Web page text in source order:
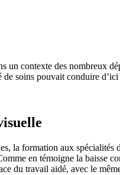
contexte des nombreux
soins pouvait conduire
la formation aux spécialités
en témoigne la baisse
du travail aidé, avec le